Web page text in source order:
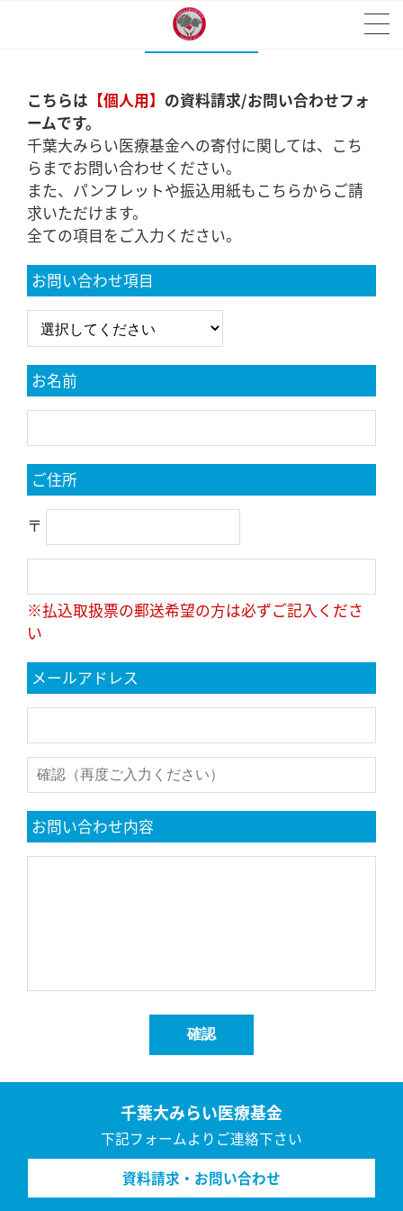
【個人】資料請求/お問合せ
こちらは 【個人用】 の資料請求/お問い合わせフォ
ームです。
千葉大みらい医療基金への寄付に関しては、こち
らまでお問い合わせください。
また、パンフレットや振込用紙もこちらからご請
求いただけます。
全ての項目をご入力ください。
お問い合わせ項目
お名前
ご住所
〒
※払込取扱票の郵送希望の方は必ずご記入くださ
い
メールアドレス
お問い合わせ内容
千葉大みらい医療基金
下記フォームよりご連絡下さい
資料請求・お問い合わせ